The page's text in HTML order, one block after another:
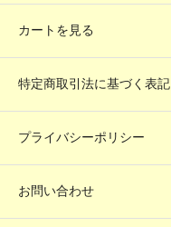
カートを見る
特定商取引法に基づく表記
プライバシーポリシー
お問い合わせ